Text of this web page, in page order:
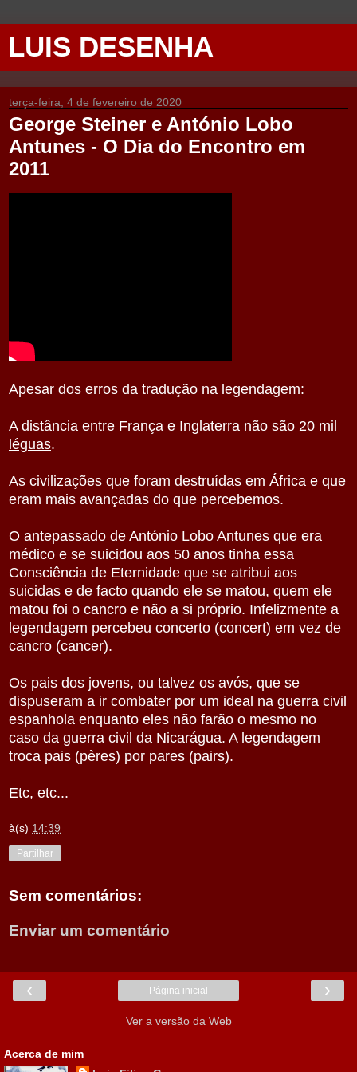
LUIS DESENHA
terça-feira, 4 de fevereiro de 2020
George Steiner e António Lobo
Antunes - O Dia do Encontro em
2011
Apesar dos erros da tradução na legendagem:
A distância entre França e Inglaterra não são 20 mil
léguas.
As civilizações que foram destruídas em África e que
eram mais avançadas do que percebemos.
O antepassado de António Lobo Antunes que era
médico e se suicidou aos 50 anos tinha essa
Consciência de Eternidade que se atribui aos
suicidas e de facto quando ele se matou, quem ele
matou foi o cancro e não a si próprio. Infelizmente a
legendagem percebeu concerto (concert) em vez de
cancro (cancer).
Os pais dos jovens, ou talvez os avós, que se
dispuseram a ir combater por um ideal na guerra civil
espanhola enquanto eles não farão o mesmo no
caso da guerra civil da Nicarágua. A legendagem
troca pais (pères) por pares (pairs).
Etc, etc...
à(s) 14:39
Partilhar
Sem comentários:
Enviar um comentário
‹ ›
Página inicial
Ver a versão da Web
Acerca de mim